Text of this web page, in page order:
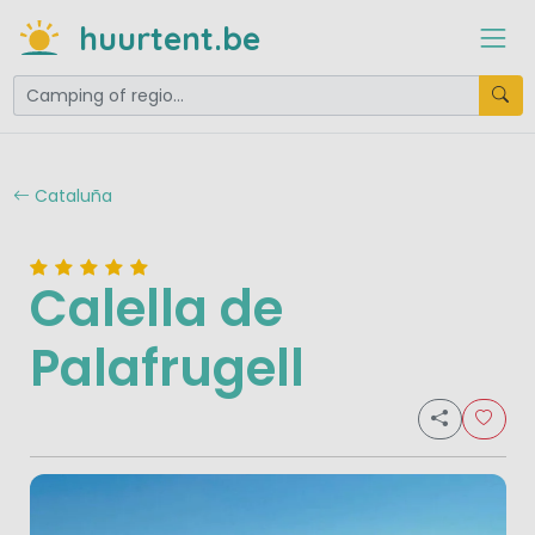
huurtent.be
Cataluña
Calella de
Palafrugell